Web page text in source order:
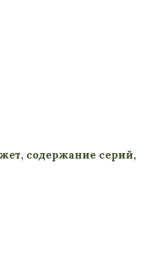
содержание серий,